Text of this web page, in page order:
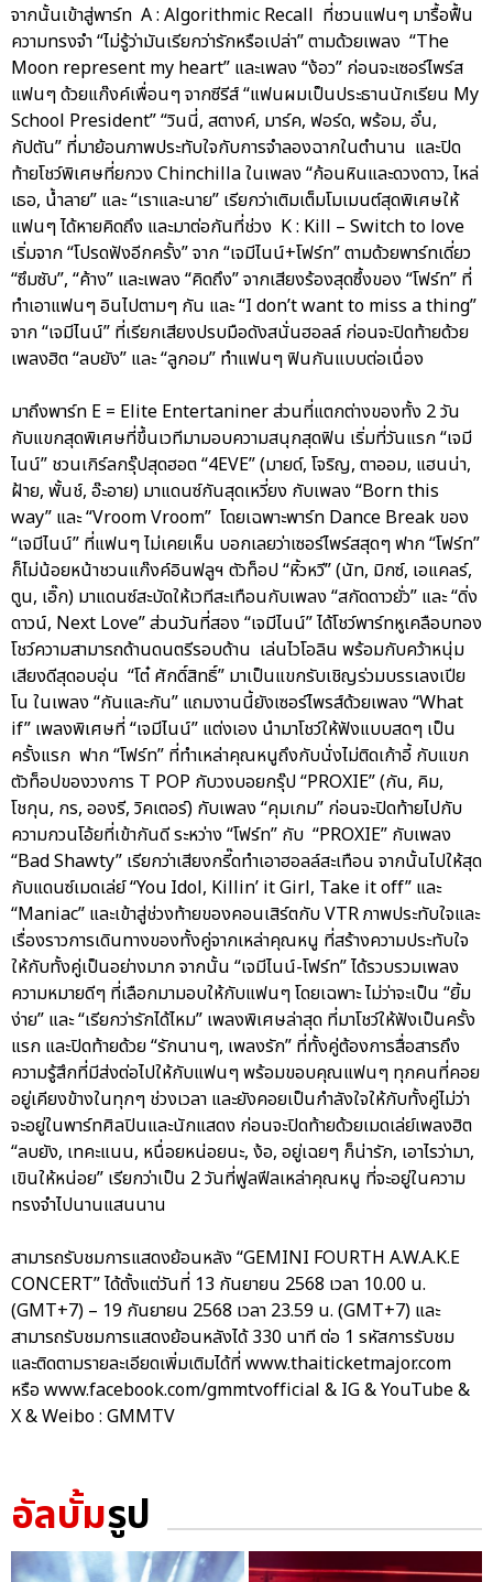
จากนั้นเข้าสู่พาร์ท A : Algorithmic Recall ที่ชวนแฟนๆ มารื้อฟื้น
ความทรงจำ “ไม่รู้ว่ามันเรียกว่ารักหรือเปล่า” ตามด้วยเพลง “The
Moon represent my heart” และเพลง “ง้อว” ก่อนจะเซอร์ไพร์ส
แฟนๆ ด้วยแก๊งค์เพื่อนๆ จากซีรีส์ “แฟนผมเป็นประธานนักเรียน My
School President” “วินนี่, สตางค์, มาร์ค, ฟอร์ด, พร้อม, อั๋น,
กัปตัน” ที่มาย้อนภาพประทับใจกับการจำลองฉากในตำนาน และปิด
ท้ายโชว์พิเศษที่ยกวง Chinchilla ในเพลง “ก้อนหินและดวงดาว, ไหล่
เธอ, น้ำลาย” และ “เราและนาย” เรียกว่าเติมเต็มโมเมนต์สุดพิเศษให้
แฟนๆ ได้หายคิดถึง และมาต่อกันที่ช่วง K : Kill – Switch to love
เริ่มจาก “โปรดฟังอีกครั้ง” จาก “เจมีไนน์+โฟร์ท” ตามด้วยพาร์ทเดี่ยว
“ซึมซับ”, “ค้าง” และเพลง “คิดถึง” จากเสียงร้องสุดซึ้งของ “โฟร์ท” ที่
ทำเอาแฟนๆ อินไปตามๆ กัน และ “I don’t want to miss a thing”
จาก “เจมีไนน์” ที่เรียกเสียงปรบมือดังสนั่นฮอลล์ ก่อนจะปิดท้ายด้วย
เพลงฮิต “ลบยัง” และ “ลูกอม” ทำแฟนๆ ฟินกันแบบต่อเนื่อง
มาถึงพาร์ท E = Elite Entertaniner ส่วนที่แตกต่างของทั้ง 2 วัน
กับแขกสุดพิเศษที่ขึ้นเวทีมามอบความสนุกสุดฟิน เริ่มที่วันแรก “เจมี
ไนน์” ชวนเกิร์ลกรุ๊ปสุดฮอต “4EVE” (มายด์, โจริญ, ตาออม, แฮนน่า,
ฝ้าย, พั้นช์, อ๊ะอาย) มาแดนซ์กันสุดเหวี่ยง กับเพลง “Born this
way” และ “Vroom Vroom” โดยเฉพาะพาร์ท Dance Break ของ
“เจมีไนน์” ที่แฟนๆ ไม่เคยเห็น บอกเลยว่าเซอร์ไพร์สสุดๆ ฟาก “โฟร์ท”
ก็ไม่น้อยหน้าชวนแก๊งค์อินฟลูฯ ตัวท็อป “หิ้วหวี” (นัท, มิกซ์, เอแคลร์,
ตูน, เอิ๊ก) มาแดนซ์สะบัดให้เวทีสะเทือนกับเพลง “สกัดดาวยั่ว” และ “ดิ่ง
ดาวน์, Next Love” ส่วนวันที่สอง “เจมีไนน์” ได้โชว์พาร์ทหูเคลือบทอง
โชว์ความสามารถด้านดนตรีรอบด้าน เล่นไวโอลิน พร้อมกับคว้าหนุ่ม
เสียงดีสุดอบอุ่น “โต๋ ศักดิ์สิทธิ์” มาเป็นแขกรับเชิญร่วมบรรเลงเปีย
โน ในเพลง “กันและกัน” แถมงานนี้ยังเซอร์ไพรส์ด้วยเพลง “What
if” เพลงพิเศษที่ “เจมีไนน์” แต่งเอง นำมาโชว์ให้ฟังแบบสดๆ เป็น
ครั้งแรก ฟาก “โฟร์ท” ที่ทำเหล่าคุณหนูถึงกับนั่งไม่ติดเก้าอี้ กับแขก
ตัวท็อปของวงการ T POP กับวงบอยกรุ๊ป “PROXIE” (กัน, คิม,
โชกุน, กร, อองรี, วิคเตอร์) กับเพลง “คุมเกม” ก่อนจะปิดท้ายไปกับ
ความกวนโอ้ยที่เข้ากันดี ระหว่าง “โฟร์ท” กับ “PROXIE” กับเพลง
“Bad Shawty” เรียกว่าเสียงกรี๊ดทำเอาฮอลล์สะเทือน จากนั้นไปให้สุด
กับแดนซ์เมดเล่ย์ “You Idol, Killin’ it Girl, Take it off” และ
“Maniac” และเข้าสู่ช่วงท้ายของคอนเสิร์ตกับ VTR ภาพประทับใจและ
เรื่องราวการเดินทางของทั้งคู่จากเหล่าคุณหนู ที่สร้างความประทับใจ
ให้กับทั้งคู่เป็นอย่างมาก จากนั้น “เจมีไนน์-โฟร์ท” ได้รวบรวมเพลง
ความหมายดีๆ ที่เลือกมามอบให้กับแฟนๆ โดยเฉพาะ ไม่ว่าจะเป็น “ยิ้ม
ง่าย” และ “เรียกว่ารักได้ไหม” เพลงพิเศษล่าสุด ที่มาโชว์ให้ฟังเป็นครั้ง
แรก และปิดท้ายด้วย “รักนานๆ, เพลงรัก” ที่ทั้งคู่ต้องการสื่อสารถึง
ความรู้สึกที่มีส่งต่อไปให้กับแฟนๆ พร้อมขอบคุณแฟนๆ ทุกคนที่คอย
อยู่เคียงข้างในทุกๆ ช่วงเวลา และยังคอยเป็นกำลังใจให้กับทั้งคู่ไม่ว่า
จะอยู่ในพาร์ทศิลปินและนักแสดง ก่อนจะปิดท้ายด้วยเมดเล่ย์เพลงฮิต
“ลบยัง, เทคะแนน, หนื่อยหน่อยนะ, ง้อ, อยู่เฉยๆ ก็น่ารัก, เอาไรว่ามา,
เขินให้หน่อย” เรียกว่าเป็น 2 วันที่ฟูลฟีลเหล่าคุณหนู ที่จะอยู่ในความ
ทรงจำไปนานแสนนาน
สามารถรับชมการแสดงย้อนหลัง “GEMINI FOURTH A.W.A.K.E
CONCERT” ได้ตั้งแต่วันที่ 13 กันยายน 2568 เวลา 10.00 น.
(GMT+7) – 19 กันยายน 2568 เวลา 23.59 น. (GMT+7) และ
สามารถรับชมการแสดงย้อนหลังได้ 330 นาที ต่อ 1 รหัสการรับชม
และติดตามรายละเอียดเพิ่มเติมได้ที่ www.thaiticketmajor.com
หรือ www.facebook.com/gmmtvofficial & IG & YouTube &
X & Weibo : GMMTV
อัลบั้มรูป